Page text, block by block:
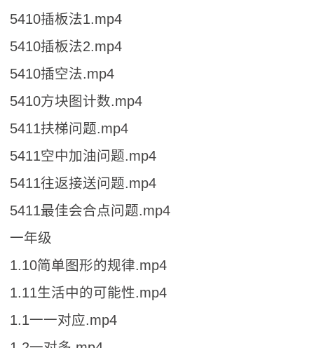
5410插板法1.mp4
5410插板法2.mp4
5410插空法.mp4
5410方块图计数.mp4
5411扶梯问题.mp4
5411空中加油问题.mp4
5411往返接送问题.mp4
5411最佳会合点问题.mp4
一年级
1.10简单图形的规律.mp4
1.11生活中的可能性.mp4
1.1一一对应.mp4